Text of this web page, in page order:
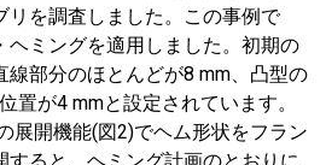
リを調査しました。この事例で
ヘミングを適用しました。初期の
線部分のほとんどが8 mm、凸型の
置が4 mmと設定されています。
展開機能(図2)でヘム形状をフラン